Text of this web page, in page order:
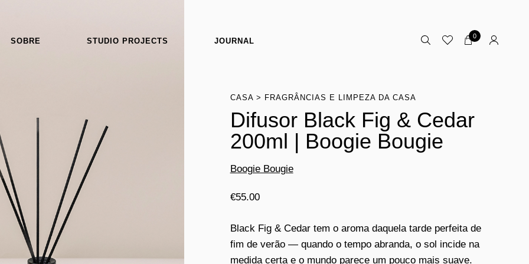
SOBRE STUDIO PROJECTS JOURNAL
0
CASA FRAGRÂNCIAS E LIMPEZA DA CASA
Difusor Black Fig & Cedar
200ml | Boogie Bougie
Boogie Bougie
€55.00
Black Fig & Cedar tem o aroma daquela tarde perfeita de
fim de verão — quando o tempo abranda, o sol incide na
medida certa e o mundo parece um pouco mais suave.